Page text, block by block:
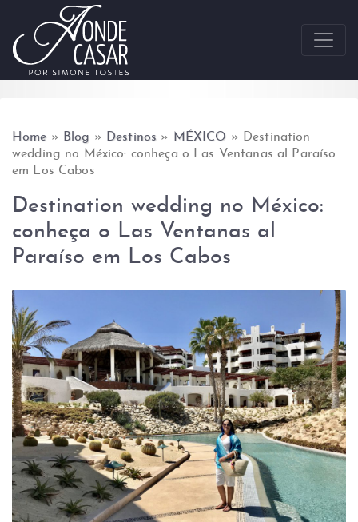
Skip to content
Home » Blog » Destinos » MÉXICO »
Destination
wedding no México: conheça o Las Ventanas al Paraíso
em Los Cabos
Destination wedding no México:
conheça o Las Ventanas al
Paraíso em Los Cabos